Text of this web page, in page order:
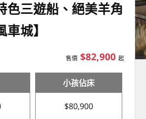
色三遊船、絕美羊角
城】
售價 $82,900 起
小孩佔床
$80,900